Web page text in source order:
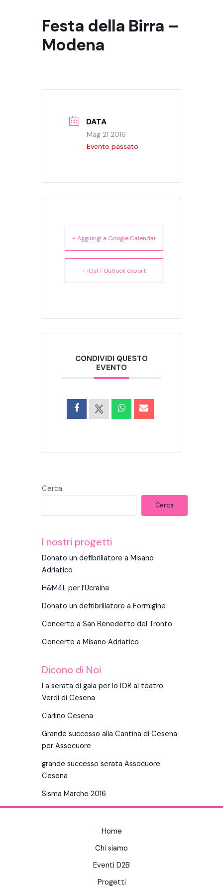
Festa della Birra –
Modena
DATA
Mag 21 2016
Evento passato
+ Aggiungi a Google Calendar
+ iCal / Outlook export
CONDIVIDI QUESTO
EVENTO
Cerca
Cerca
I nostri progetti
Donato un defibrillatore a Misano
Adriatico
H&M4L per l’Ucraina
Donato un defribrillatore a Formigine
Concerto a San Benedetto del Tronto
Concerto a Misano Adriatico
Dicono di Noi
La serata di gala per lo IOR al teatro
Verdi di Cesena
Carlino Cesena
Grande successo alla Cantina di Cesena
per Assocuore
grande successo serata Assocuore
Cesena
Sisma Marche 2016
Home
Chi siamo
Eventi D2B
Progetti